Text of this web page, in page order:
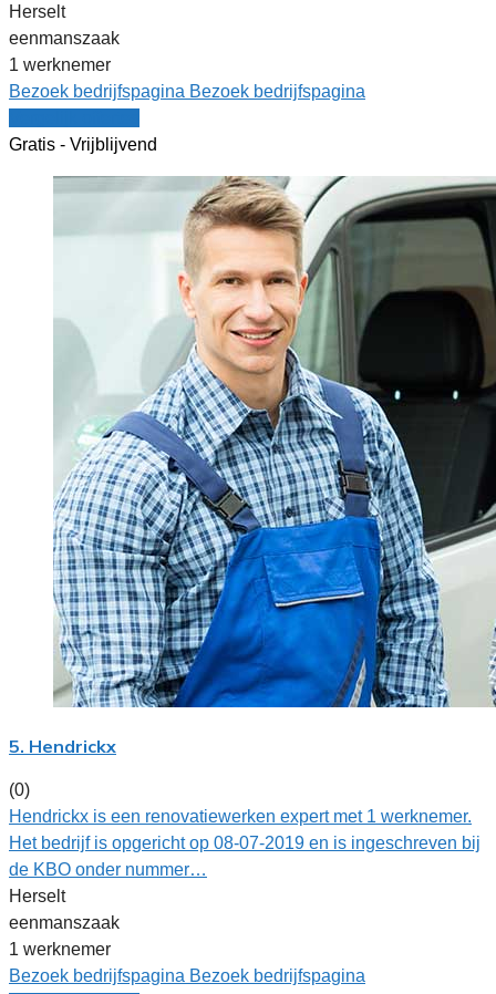
Herselt
eenmanszaak
1 werknemer
Bezoek bedrijfspagina Bezoek bedrijfspagina
Gratis - Vrijblijvend
5. Hendrickx
(0)
Hendrickx is een renovatiewerken expert met 1 werknemer.
Het bedrijf is opgericht op 08-07-2019 en is ingeschreven bij
de KBO onder nummer…
Herselt
eenmanszaak
1 werknemer
Bezoek bedrijfspagina Bezoek bedrijfspagina